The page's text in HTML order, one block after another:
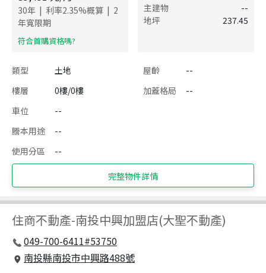
30年 | 利率2.35%概算 | 2
年寬限期
​符合首購資格嗎?
主建物
--
地坪
237.45
類型 土地 屋齡
--
樓層
0樓/0樓 加蓋格局
--
車位
--
謄本用途
--
使用分區
--
完整物件詳情
住商不動產-南投中興加盟店(大聖不動產)
049-700-6411#53750
南投縣南投市中興路488號